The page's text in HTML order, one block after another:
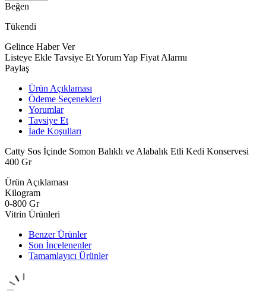
Beğen
Tükendi
Gelince Haber Ver
Listeye Ekle Tavsiye EtYorum Yap Fiyat Alarmı
Paylaş
Ürün Açıklaması
Ödeme Seçenekleri
Yorumlar
Tavsiye Et
İade Koşulları
Catty Sos İçinde Somon Balıklı ve Alabalık Etli Kedi Konservesi
400 Gr
Ürün Açıklaması
Kilogram
0-800 Gr
Vitrin Ürünleri
Benzer Ürünler
Son İncelenenler
Tamamlayıcı Ürünler